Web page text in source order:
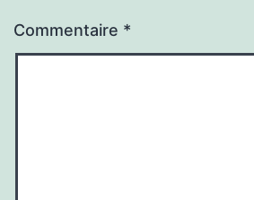
Commentaire *